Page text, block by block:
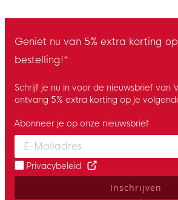
Geniet nu van 5% extra korting
bestelling!*
Schrijf je nu in voor de nieuwsbrief van
ontvang 5% extra korting op je
Enter your email and accept the
Abonneer je op onze nieuwsbrief
Privacybeleid
Inschrijven